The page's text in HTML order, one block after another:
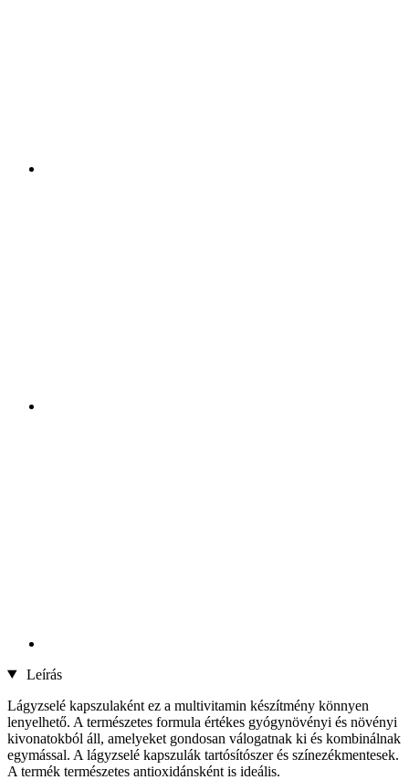
Leírás
Lágyzselé kapszulaként ez a multivitamin készítmény könnyen
lenyelhető. A természetes formula értékes gyógynövényi és növényi
kivonatokból áll, amelyeket gondosan válogatnak ki és kombinálnak
egymással. A lágyzselé kapszulák tartósítószer és színezékmentesek.
A termék természetes antioxidánsként is ideális.